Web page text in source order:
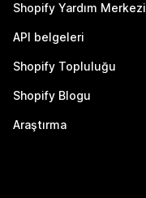
Shopify Yardım Merkezi
API belgeleri
Shopify Topluluğu
Shopify Blogu
Araştırma